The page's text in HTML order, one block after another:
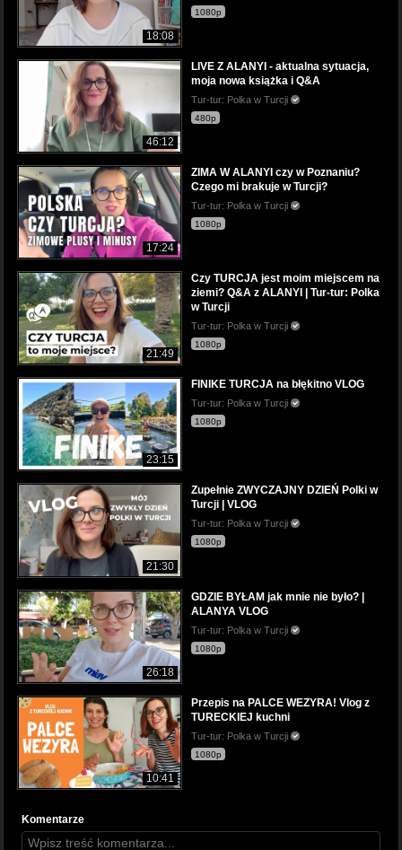
18:08
1080p
46:12
LIVE Z ALANYI - aktualna sytuacja,
moja nowa książka i Q&A
Tur-tur: Polka w Turcji
480p
17:24
ZIMA W ALANYI czy w Poznaniu?
Czego mi brakuje w Turcji?
Tur-tur: Polka w Turcji
1080p
21:49
Czy TURCJA jest moim miejscem na
ziemi? Q&A z ALANYI | Tur-tur: Polka
w Turcji
Tur-tur: Polka w Turcji
1080p
23:15
FINIKE TURCJA na błękitno VLOG
Tur-tur: Polka w Turcji
1080p
21:30
Zupełnie ZWYCZAJNY DZIEŃ Polki w
Turcji | VLOG
Tur-tur: Polka w Turcji
1080p
26:18
GDZIE BYŁAM jak mnie nie było? |
ALANYA VLOG
Tur-tur: Polka w Turcji
1080p
10:41
Przepis na PALCE WEZYRA! Vlog z
TURECKIEJ kuchni
Tur-tur: Polka w Turcji
1080p
Komentarze